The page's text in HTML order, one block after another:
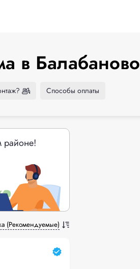
в Балабаново
Способы оплаты
районе!
(Рекомендуемые)